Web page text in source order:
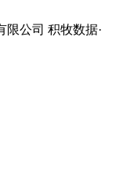
限公司 积牧数据·